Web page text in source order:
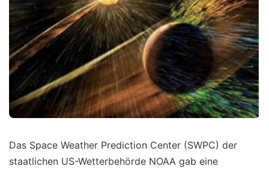
Das Space Weather Prediction Center (SWPC) der
staatlichen US-Wetterbehörde NOAA gab eine